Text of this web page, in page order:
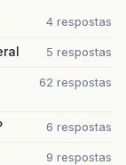
4 respostas
5 respostas
62 respostas
6 respostas
9 respostas